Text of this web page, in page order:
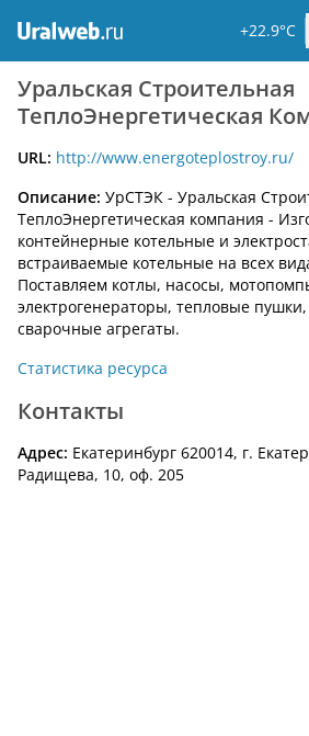
+22.9°C
Уральская Строительная
ТеплоЭнергетическая
URL: http://www.energoteplostroy.ru/
Описание: УрСТЭК - Уральская
ТеплоЭнергетическая компания -
контейнерные котельные и
встраиваемые котельные на всех
Поставляем котлы, насосы,
электрогенераторы, тепловые
сварочные агрегаты.
Статистика ресурса
Контакты
Адрес: Екатеринбург 620014, г.
Радищева, 10, оф. 205